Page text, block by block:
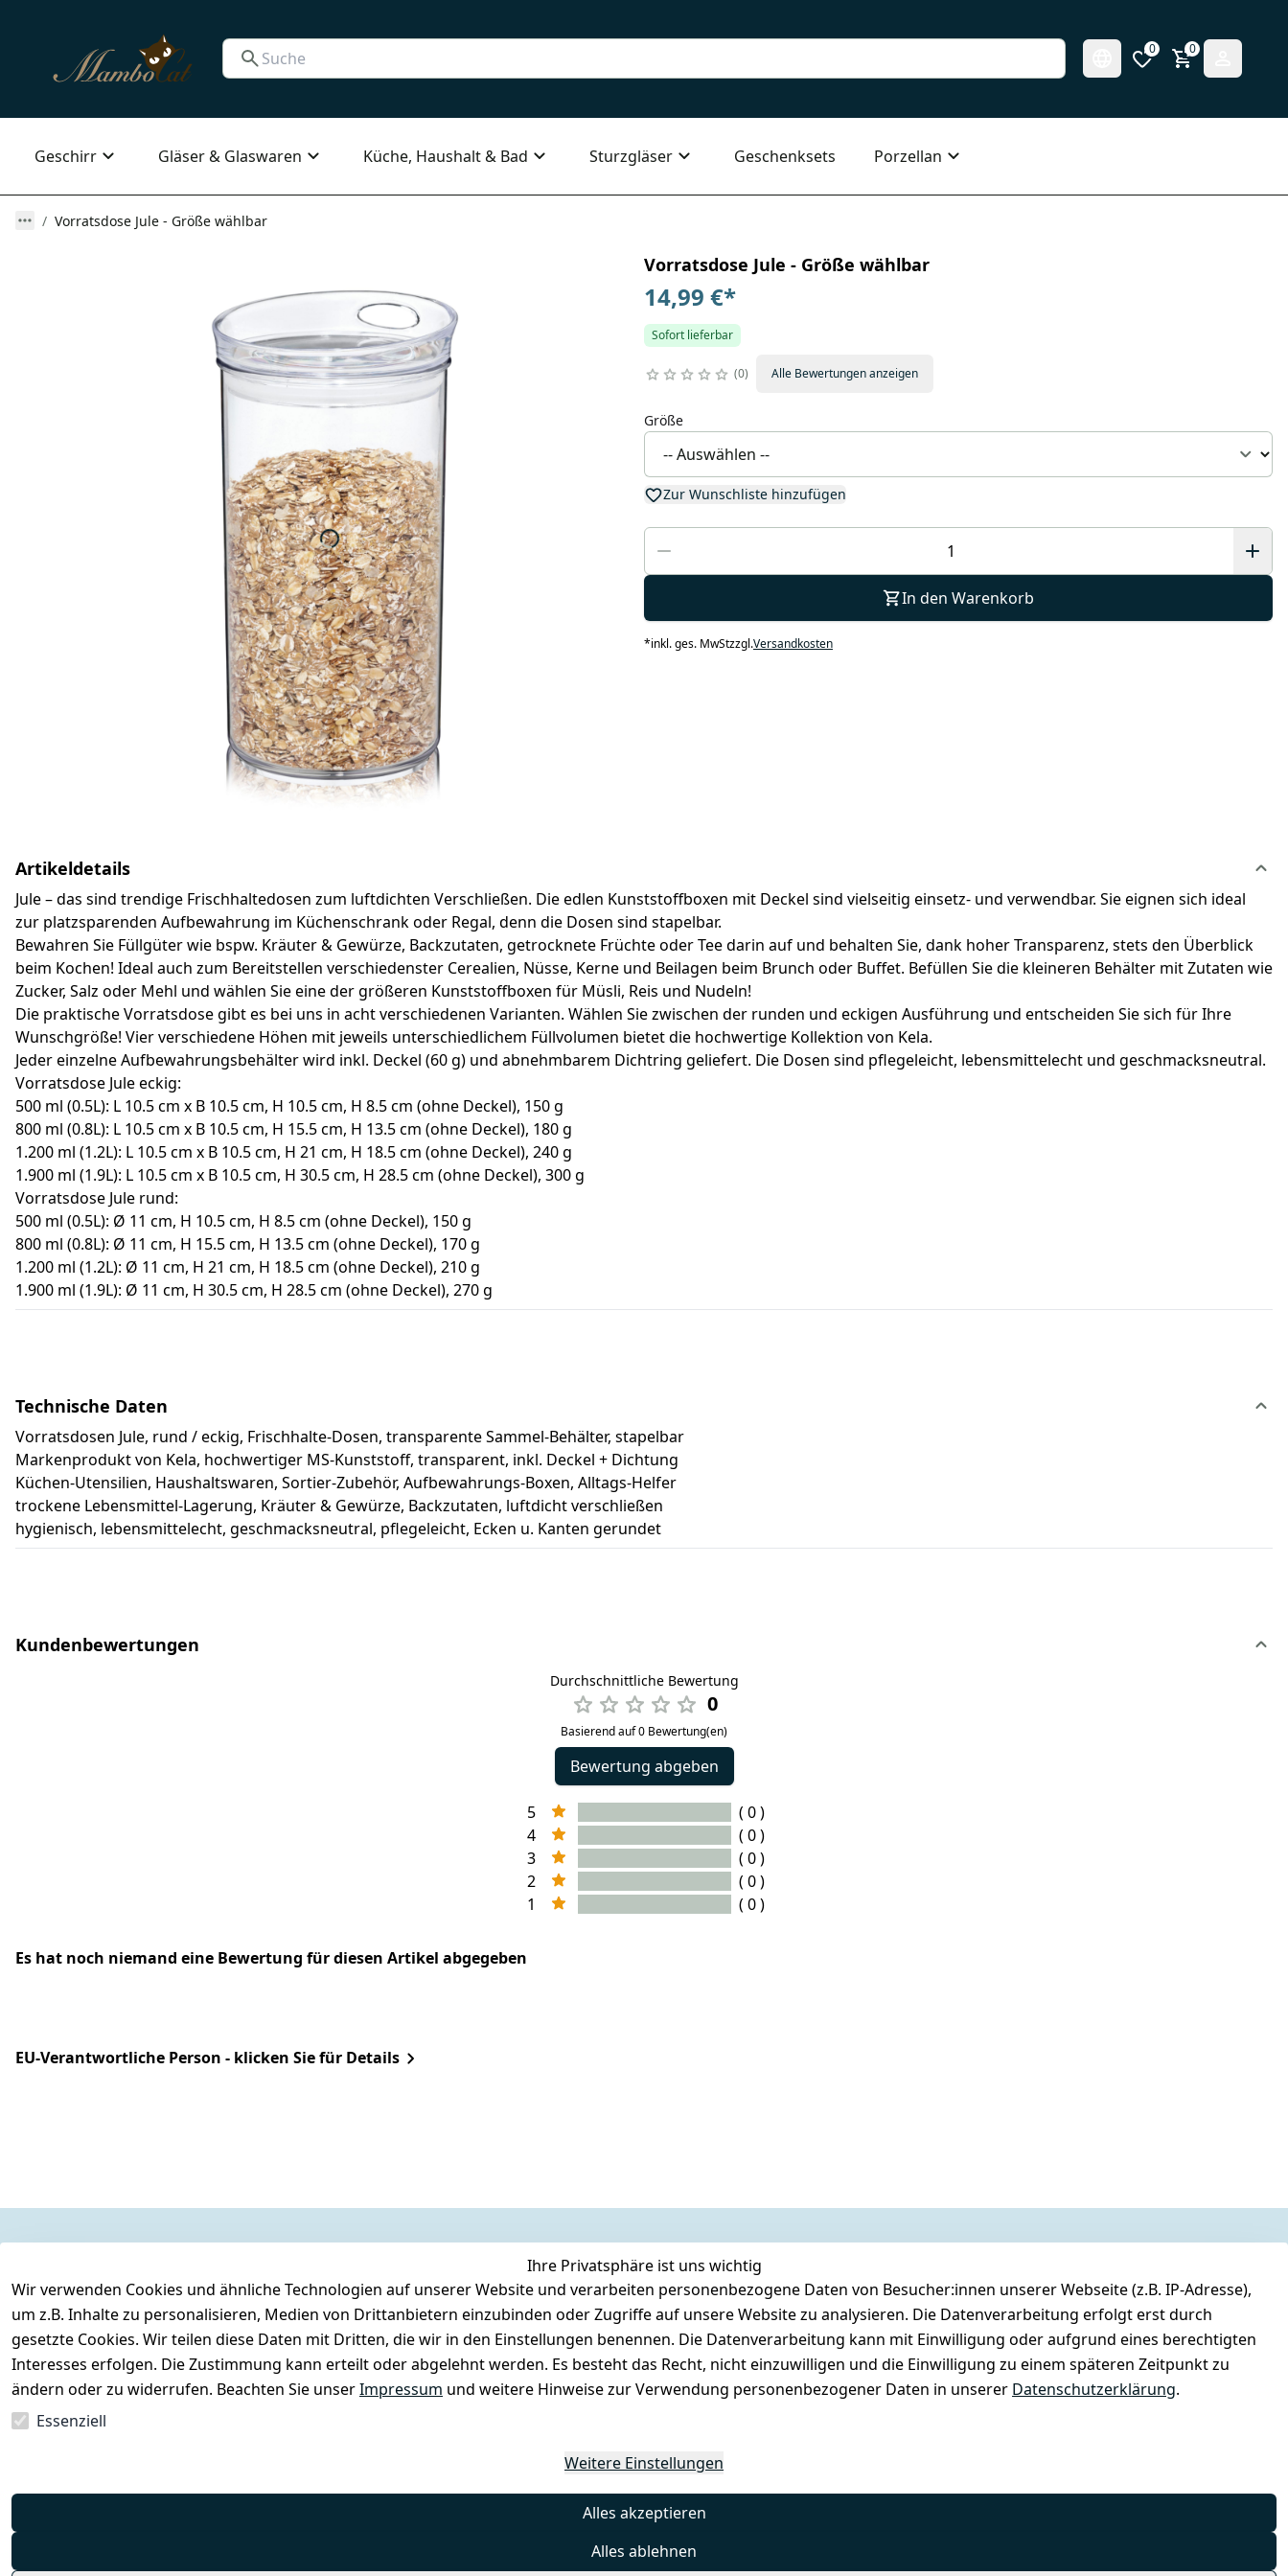
0 0
Geschirr Gläser & Glaswaren Küche, Haushalt & Bad Sturzgläser Geschenksets Porzellan
Vorratsdose Jule - Größe wählbar
Vorratsdose Jule - Größe wählbar
14,99 €*
Sofort lieferbar
0 Alle Bewertungen anzeigen
Größe
Zur Wunschliste hinzufügen
In den Warenkorb
*inkl. ges. MwStzzgl.Versandkosten
Artikeldetails
Jule – das sind trendige Frischhaltedosen zum luftdichten Verschließen. Die edlen Kunststoffboxen mit Deckel sind vielseitig einsetz- und verwendbar. Sie eignen sich ideal
zur platzsparenden Aufbewahrung im Küchenschrank oder Regal, denn die Dosen sind stapelbar.
Bewahren Sie Füllgüter wie bspw. Kräuter & Gewürze, Backzutaten, getrocknete Früchte oder Tee darin auf und behalten Sie, dank hoher Transparenz, stets den Überblick
beim Kochen! Ideal auch zum Bereitstellen verschiedenster Cerealien, Nüsse, Kerne und Beilagen beim Brunch oder Buffet. Befüllen Sie die kleineren Behälter mit Zutaten wie
Zucker, Salz oder Mehl und wählen Sie eine der größeren Kunststoffboxen für Müsli, Reis und Nudeln!
Die praktische Vorratsdose gibt es bei uns in acht verschiedenen Varianten. Wählen Sie zwischen der runden und eckigen Ausführung und entscheiden Sie sich für Ihre
Wunschgröße! Vier verschiedene Höhen mit jeweils unterschiedlichem Füllvolumen bietet die hochwertige Kollektion von Kela.
Jeder einzelne Aufbewahrungsbehälter wird inkl. Deckel (60 g) und abnehmbarem Dichtring geliefert. Die Dosen sind pflegeleicht, lebensmittelecht und geschmacksneutral.
Vorratsdose Jule eckig:
500 ml (0.5L): L 10.5 cm x B 10.5 cm, H 10.5 cm, H 8.5 cm (ohne Deckel), 150 g
800 ml (0.8L): L 10.5 cm x B 10.5 cm, H 15.5 cm, H 13.5 cm (ohne Deckel), 180 g
1.200 ml (1.2L): L 10.5 cm x B 10.5 cm, H 21 cm, H 18.5 cm (ohne Deckel), 240 g
1.900 ml (1.9L): L 10.5 cm x B 10.5 cm, H 30.5 cm, H 28.5 cm (ohne Deckel), 300 g
Vorratsdose Jule rund:
500 ml (0.5L): Ø 11 cm, H 10.5 cm, H 8.5 cm (ohne Deckel), 150 g
800 ml (0.8L): Ø 11 cm, H 15.5 cm, H 13.5 cm (ohne Deckel), 170 g
1.200 ml (1.2L): Ø 11 cm, H 21 cm, H 18.5 cm (ohne Deckel), 210 g
1.900 ml (1.9L): Ø 11 cm, H 30.5 cm, H 28.5 cm (ohne Deckel), 270 g
Technische Daten
Vorratsdosen Jule, rund / eckig, Frischhalte-Dosen, transparente Sammel-Behälter, stapelbar
Markenprodukt von Kela, hochwertiger MS-Kunststoff, transparent, inkl. Deckel + Dichtung
Küchen-Utensilien, Haushaltswaren, Sortier-Zubehör, Aufbewahrungs-Boxen, Alltags-Helfer
trockene Lebensmittel-Lagerung, Kräuter & Gewürze, Backzutaten, luftdicht verschließen
hygienisch, lebensmittelecht, geschmacksneutral, pflegeleicht, Ecken u. Kanten gerundet
Kundenbewertungen
Durchschnittliche Bewertung
0
Basierend auf 0 Bewertung(en)
Bewertung abgeben
5
( 0 )
4
( 0 )
3
( 0 )
2
( 0 )
1
( 0 )
Es hat noch niemand eine Bewertung für diesen Artikel abgegeben
EU-Verantwortliche Person - klicken Sie für Details
Ihre Privatsphäre ist uns wichtig
Wir verwenden Cookies und ähnliche Technologien auf unserer Website und verarbeiten personenbezogene Daten von Besucher:innen unserer Webseite (z.B. IP-Adresse),
um z.B. Inhalte zu personalisieren, Medien von Drittanbietern einzubinden oder Zugriffe auf unsere Website zu analysieren. Die Datenverarbeitung erfolgt erst durch
gesetzte Cookies. Wir teilen diese Daten mit Dritten, die wir in den Einstellungen benennen. Die Datenverarbeitung kann mit Einwilligung oder aufgrund eines berechtigten
Interesses erfolgen. Die Zustimmung kann erteilt oder abgelehnt werden. Es besteht das Recht, nicht einzuwilligen und die Einwilligung zu einem späteren Zeitpunkt zu
ändern oder zu widerrufen. Beachten Sie unserImpressum und weitere Hinweise zur Verwendung personenbezogener Daten in unserer Datenschutzerklärung.
Essenziell
Weitere Einstellungen
Alles akzeptieren
Alles ablehnen
AGB
Impressum
Barrierefreiheitserklärung
Widerrufsrecht
Kontakt
Registrieren